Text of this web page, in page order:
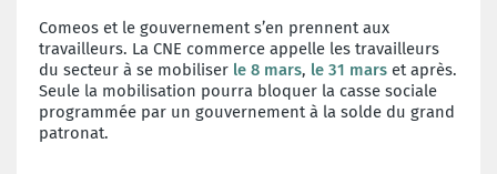
Comeos et le gouvernement s’en prennent aux
travailleurs. La CNE commerce appelle les travailleurs
du secteur à se mobiliser le 8 mars, le 31 mars et après.
Seule la mobilisation pourra bloquer la casse sociale
programmée par un gouvernement à la solde du grand
patronat.